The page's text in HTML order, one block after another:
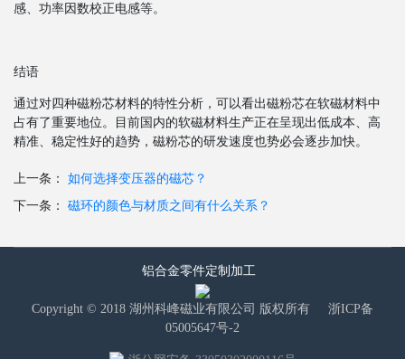
感、功率因数校正电感等。
结语
通过对四种磁粉芯材料的特性分析，可以看出磁粉芯在软磁材料中
占有了重要地位。目前国内的软磁材料生产正在呈现出低成本、高
精准、稳定性好的趋势，磁粉芯的研发速度也势必会逐步加快。
上一条： 如何选择变压器的磁芯？
下一条： 磁环的颜色与材质之间有什么关系？
铝合金零件定制加工
Copyright © 2018 湖州科峰磁业有限公司 版权所有 浙ICP备
05005647号-2